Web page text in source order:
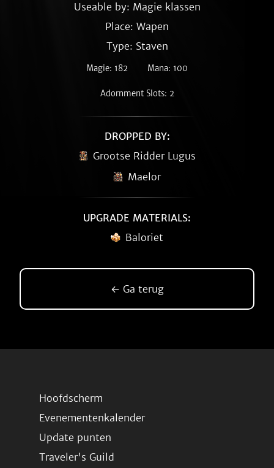
Useable by: Magie klassen
Place: Wapen
Type: Staven
Magie: 182 Mana: 100
Adornment Slots: 2
DROPPED BY:
Grootse Ridder Lugus
Maelor
UPGRADE MATERIALS:
Baloriet
← Ga terug
Hoofdscherm
Evenementenkalender
Update punten
Traveler's Guild